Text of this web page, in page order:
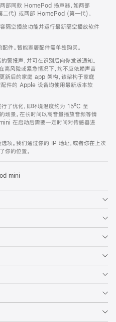
部同款 HomePod 扬声器，如两部
代) 或两部 HomePod (第一代)。
隔空播放功能并运行最新隔空播放软件
。智能家居配件需单独购买。
警报声，并可在识别后向你发送通知。
高风险或紧急情况下，均不应依赖声音
新后的家庭 app 架构，该架构于家庭
件的 Apple 设备均使用最新版本软
了优化，即环境温度约为 15ºC 至
景。在长时间以高音量播放音频等情
在启动后需要一定时间对传感器进
项。我们通过你的 IP 地址，或者你在上次
你的位置。
mini